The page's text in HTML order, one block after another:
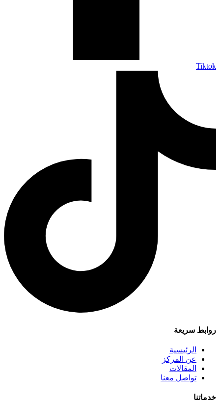
Tiktok
روابط سريعة
الرئيسية
عن المركز
المقالات
تواصل معنا
خدماتنا